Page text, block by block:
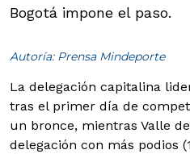
Bogotá impone el paso.
Autoría: Prensa Mindeporte
La delegación capitalina
tras el primer día de
un bronce, mientras Valle
delegación con más podios